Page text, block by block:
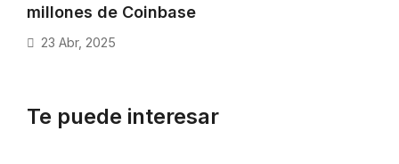
millones de Coinbase
23 Abr, 2025
Te puede interesar